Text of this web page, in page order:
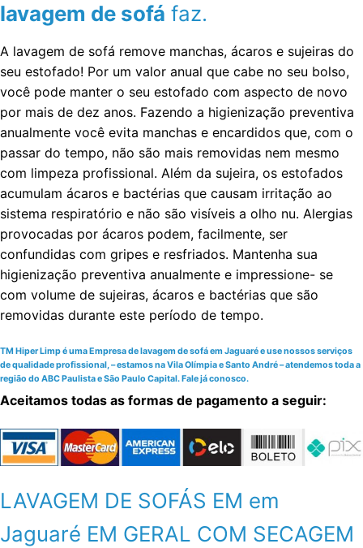
lavagem de sofá faz.
A lavagem de sofá remove manchas, ácaros e sujeiras do
seu estofado! Por um valor anual que cabe no seu bolso,
você pode manter o seu estofado com aspecto de novo
por mais de dez anos. Fazendo a higienização preventiva
anualmente você evita manchas e encardidos que, com o
passar do tempo, não são mais removidas nem mesmo
com limpeza profissional. Além da sujeira, os estofados
acumulam ácaros e bactérias que causam irritação ao
sistema respiratório e não são visíveis a olho nu. Alergias
provocadas por ácaros podem, facilmente, ser
confundidas com gripes e resfriados. Mantenha sua
higienização preventiva anualmente e impressione- se
com volume de sujeiras, ácaros e bactérias que são
removidas durante este período de tempo.
TM Hiper Limp é uma Empresa de lavagem de sofá em Jaguaré e use nossos serviços
de qualidade profissional, – estamos na Vila Olímpia e Santo André – atendemos toda a
região do ABC Paulista e São Paulo Capital. Fale já conosco.
Aceitamos todas as formas de pagamento a seguir:
LAVAGEM DE SOFÁS EM em
Jaguaré EM GERAL COM SECAGEM